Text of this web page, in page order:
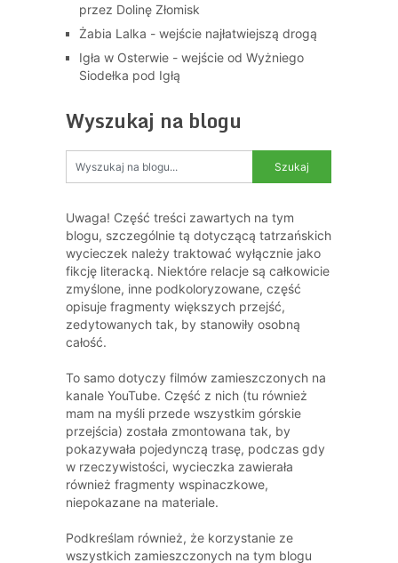
przez Dolinę Złomisk
Żabia Lalka - wejście najłatwiejszą drogą
Igła w Osterwie - wejście od Wyżniego
Siodełka pod Igłą
Wyszukaj na blogu
Uwaga! Część treści zawartych na tym
blogu, szczególnie tą dotyczącą tatrzańskich
wycieczek należy traktować wyłącznie jako
fikcję literacką. Niektóre relacje są całkowicie
zmyślone, inne podkoloryzowane, część
opisuje fragmenty większych przejść,
zedytowanych tak, by stanowiły osobną
całość.
To samo dotyczy filmów zamieszczonych na
kanale YouTube. Część z nich (tu również
mam na myśli przede wszystkim górskie
przejścia) została zmontowana tak, by
pokazywała pojedynczą trasę, podczas gdy
w rzeczywistości, wycieczka zawierała
również fragmenty wspinaczkowe,
niepokazane na materiale.
Podkreślam również, że korzystanie ze
wszystkich zamieszczonych na tym blogu